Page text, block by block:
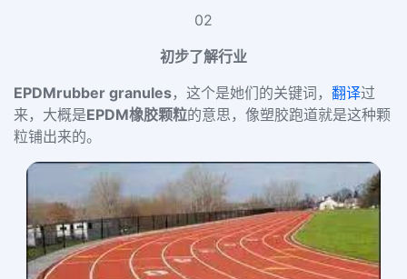
02
初步了解行业
EPDMrubber granules，这个是她们的关键词， 翻译过
来，大概是EPDM橡胶颗粒的意思，像塑胶跑道就是这种颗
粒铺出来的。